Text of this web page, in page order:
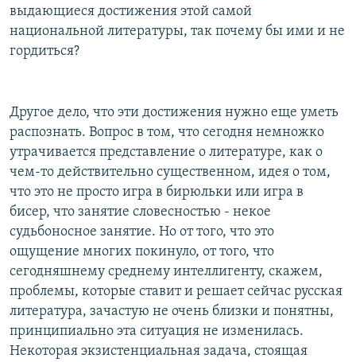
выдающиеся достижения этой самой
национальной литературы, так почему бы ими и не
гордиться?
Другое дело, что эти достижения нужно еще уметь
распознать. Вопрос в том, что сегодня немножко
утрачивается представление о литературе, как о
чем-то действительно существенном, идея о том,
что это не просто игра в бирюльки или игра в
бисер, что занятие словесностью - некое
судьбоносное занятие. Но от того, что это
ощущение многих покинуло, от того, что
сегодняшнему среднему интеллигенту, скажем,
проблемы, которые ставит и решает сейчас русская
литература, зачастую не очень близки и понятны,
принципиально эта ситуация не изменилась.
Некоторая экзистенциальная задача, стоящая